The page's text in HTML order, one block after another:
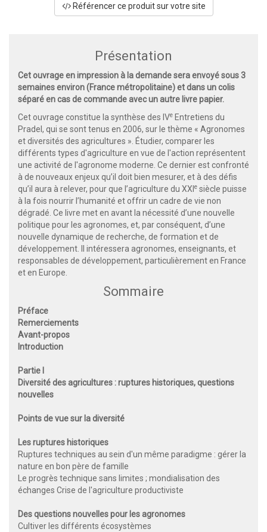
Référencer ce produit sur votre site
Présentation
Cet ouvrage en impression à la demande sera envoyé sous 3
semaines environ (France métropolitaine) et dans un colis
séparé en cas de commande avec un autre livre papier.
Cet ouvrage constitue la synthèse des IVe Entretiens du
Pradel, qui se sont tenus en 2006, sur le thème « Agronomes
et diversités des agricultures ». Étudier, comparer les
différents types d'agriculture en vue de l'action représentent
une activité de l'agronome moderne. Ce dernier est confronté
à de nouveaux enjeux qu’il doit bien mesurer, et à des défis
qu’il aura à relever, pour que l’agriculture du XXI e siècle puisse
à la fois nourrir l’humanité et offrir un cadre de vie non
dégradé. Ce livre met en avant la nécessité d’une nouvelle
politique pour les agronomes, et, par conséquent, d’une
nouvelle dynamique de recherche, de formation et de
développement. Il intéressera agronomes, enseignants, et
responsables de développement, particulièrement en France
et en Europe.
Sommaire
Préface
Remerciements
Avant-propos
Introduction
Partie I
Diversité des agricultures : ruptures historiques, questions
nouvelles
Points de vue sur la diversité
Les ruptures historiques
Ruptures techniques au sein d'un même paradigme : gérer la
nature en bon père de famille
Le progrès technique sans limites ; mondialisation des
échanges Crise de l'agriculture productiviste
Des questions nouvelles pour les agronomes
Cultiver les différents écosystèmes